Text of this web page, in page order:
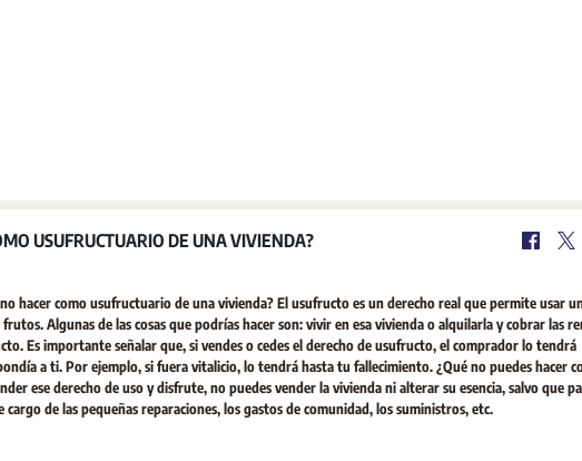
USUFRUCTUARIO DE UNA VIVIENDA?
hacer como usufructuario de una vivienda? El usufructo es un derecho real que permite usar
Algunas de las cosas que podrías hacer son: vivir en esa vivienda o alquilarla y cobrar las
Es importante señalar que, si vendes o cedes el derecho de usufructo, el comprador lo tendrá
a ti. Por ejemplo, si fuera vitalicio, lo tendrá hasta tu fallecimiento. ¿Qué no puedes hacer
ese derecho de uso y disfrute, no puedes vender la vivienda ni alterar su esencia, salvo que
de las pequeñas reparaciones, los gastos de comunidad, los suministros, etc.